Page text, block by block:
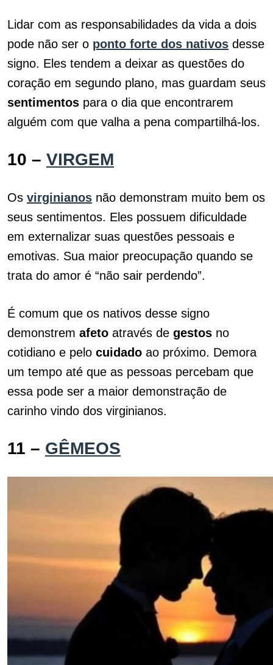
Lidar com as responsabilidades da vida a dois
pode não ser o ponto forte dos nativos desse
signo. Eles tendem a deixar as questões do
coração em segundo plano, mas guardam seus
sentimentos para o dia que encontrarem
alguém com que valha a pena compartilhá-los.
10 – VIRGEM
Os virginianos não demonstram muito bem os
seus sentimentos. Eles possuem dificuldade
em externalizar suas questões pessoais e
emotivas. Sua maior preocupação quando se
trata do amor é “não sair perdendo”.
É comum que os nativos desse signo
demonstrem afeto através de gestos no
cotidiano e pelo cuidado ao próximo. Demora
um tempo até que as pessoas percebam que
essa pode ser a maior demonstração de
carinho vindo dos virginianos.
11 – GÊMEOS